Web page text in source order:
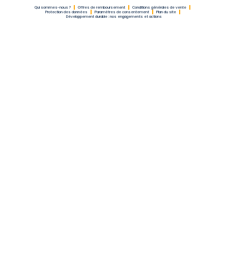
Qui sommes-nous ? Offres de remboursement
Conditions générales de vente
Protection des données
Paramètres de consentement
Plan du site
Développement durable : nos engagements et actions